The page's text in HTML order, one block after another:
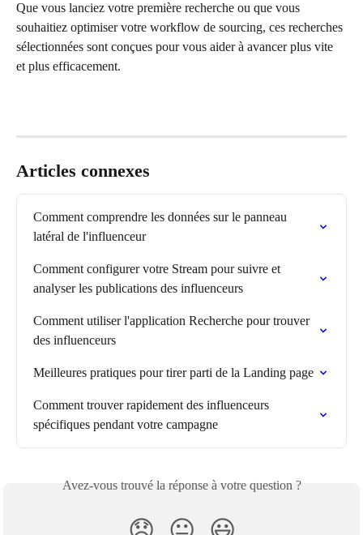
Que vous lanciez votre première recherche ou que vous
souhaitiez optimiser votre workflow de sourcing, ces recherches
sélectionnées sont conçues pour vous aider à avancer plus vite
et plus efficacement.
Articles connexes
Comment comprendre les données sur le panneau
latéral de l'influenceur
Comment configurer votre Stream pour suivre et
analyser les publications des influenceurs
Comment utiliser l'application Recherche pour trouver
des influenceurs
Meilleures pratiques pour tirer parti de la Landing page
Comment trouver rapidement des influenceurs
spécifiques pendant votre campagne
Avez-vous trouvé la réponse à votre question ?